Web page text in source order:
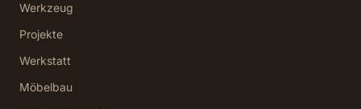
Werkzeug
Projekte
Werkstatt
Möbelbau